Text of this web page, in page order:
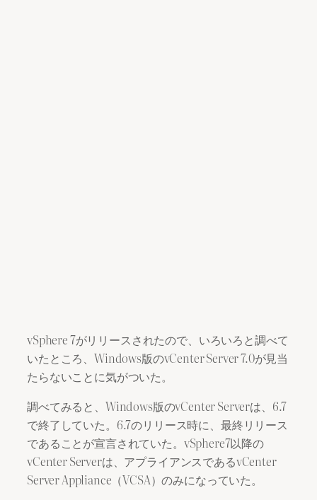
vSphere 7がリリースされたので、いろいろと調べて
いたところ、Windows版のvCenter Server 7.0が見当
たらないことに気がついた。
調べてみると、Windows版のvCenter Serverは、6.7
で終了していた。6.7のリリース時に、最終リリース
であることが宣言されていた。vSphere7以降の
vCenter Serverは、アプライアンスであるvCenter
Server Appliance（VCSA）のみになっていた。